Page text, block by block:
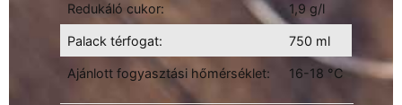
Redukáló cukor: 1,9 g/l
Palack térfogat: 750 ml
Ajánlott fogyasztási hőmérséklet: 16-18 °C